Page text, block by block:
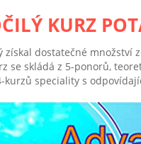
KURZ
získal dostatečné
se skládá z 5-ponorů,
kurzů speciality s